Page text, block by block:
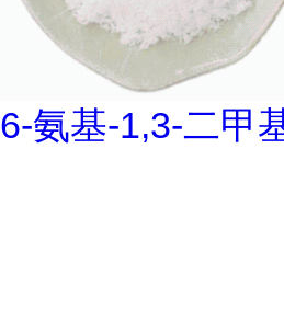
6-氨基-1,3-二甲